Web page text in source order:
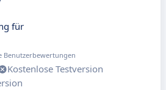
für
Benutzerbewertungen
Kostenlose Testversion